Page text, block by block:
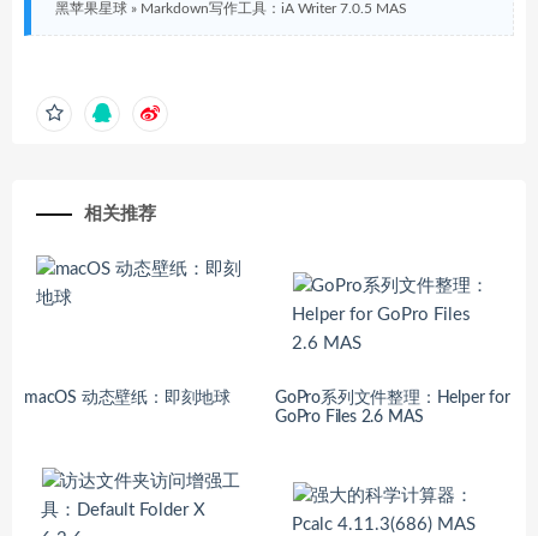
黑苹果星球 » Markdown写作工具：iA Writer 7.0.5 MAS
相关推荐
macOS 动态壁纸：即刻地球
GoPro系列文件整理：Helper for
GoPro Files 2.6 MAS